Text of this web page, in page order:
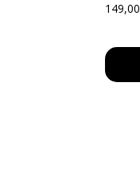
149,00